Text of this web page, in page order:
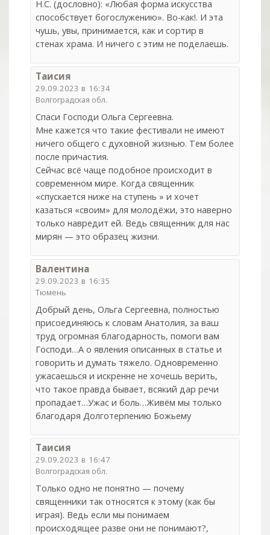
Н.С. (дословно): «Любая форма искусства
способствует богослужению». Во-как!. И эта
чушь, увы, принимается, как и сортир в
стенах храма. И ничего с этим не поделаешь.
Таисия
29.09.2023 в 16:34
Волгоградская обл.
Спаси Господи Ольга Сергеевна.
Мне кажется что такие фестивали не имеют
ничего общего с духовной жизнью. Тем более
после причастия.
Сейчас всё чаще подобное происходит в
современном мире. Когда священник
«спускается ниже на ступень » и хочет
казаться «своим» для молодёжи, это наверно
только навредит ей. Ведь священник для нас
мирян — это образец жизни.
Валентина
29.09.2023 в 16:35
Тюмень
Добрый день, Ольга Сергеевна, полностью
присоединяюсь к словам Анатолия, за ваш
труд огромная благодарность, помоги вам
Господи…А о явления описанных в статье и
говорить и думать тяжело. Одновременно
ужасаешься и искренне не хочешь верить,
что такое правда бывает, всякий дар речи
пропадает…Ужас и боль…Живём мы только
благодаря Долготерпению Божьему
Таисия
29.09.2023 в 16:47
Волгоградская обл.
Только одно не понятно — почему
священники так относятся к этому (как бы
играя). Ведь если мы понимаем
происходящее разве они не понимают?,